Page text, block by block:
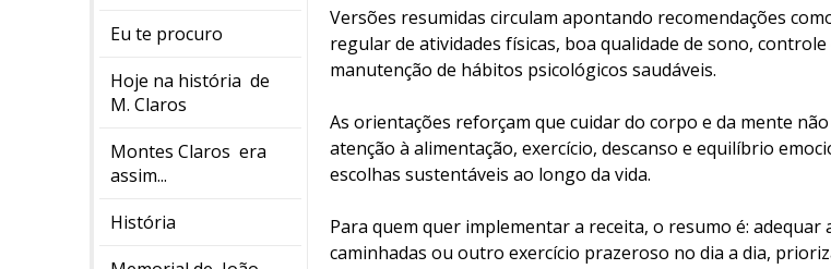
Eu te procuro
Hoje na história de
M. Claros
Montes Claros era
assim...
História
Versões resumidas circulam apontando recomendações
regular de atividades físicas, boa qualidade de sono,
manutenção de hábitos psicológicos saudáveis.
As orientações reforçam que cuidar do corpo e da mente
atenção à alimentação, exercício, descanso e equilíbrio
escolhas sustentáveis ao longo da vida.
Para quem quer implementar a receita, o resumo é:
caminhadas ou outro exercício prazeroso no dia a dia,